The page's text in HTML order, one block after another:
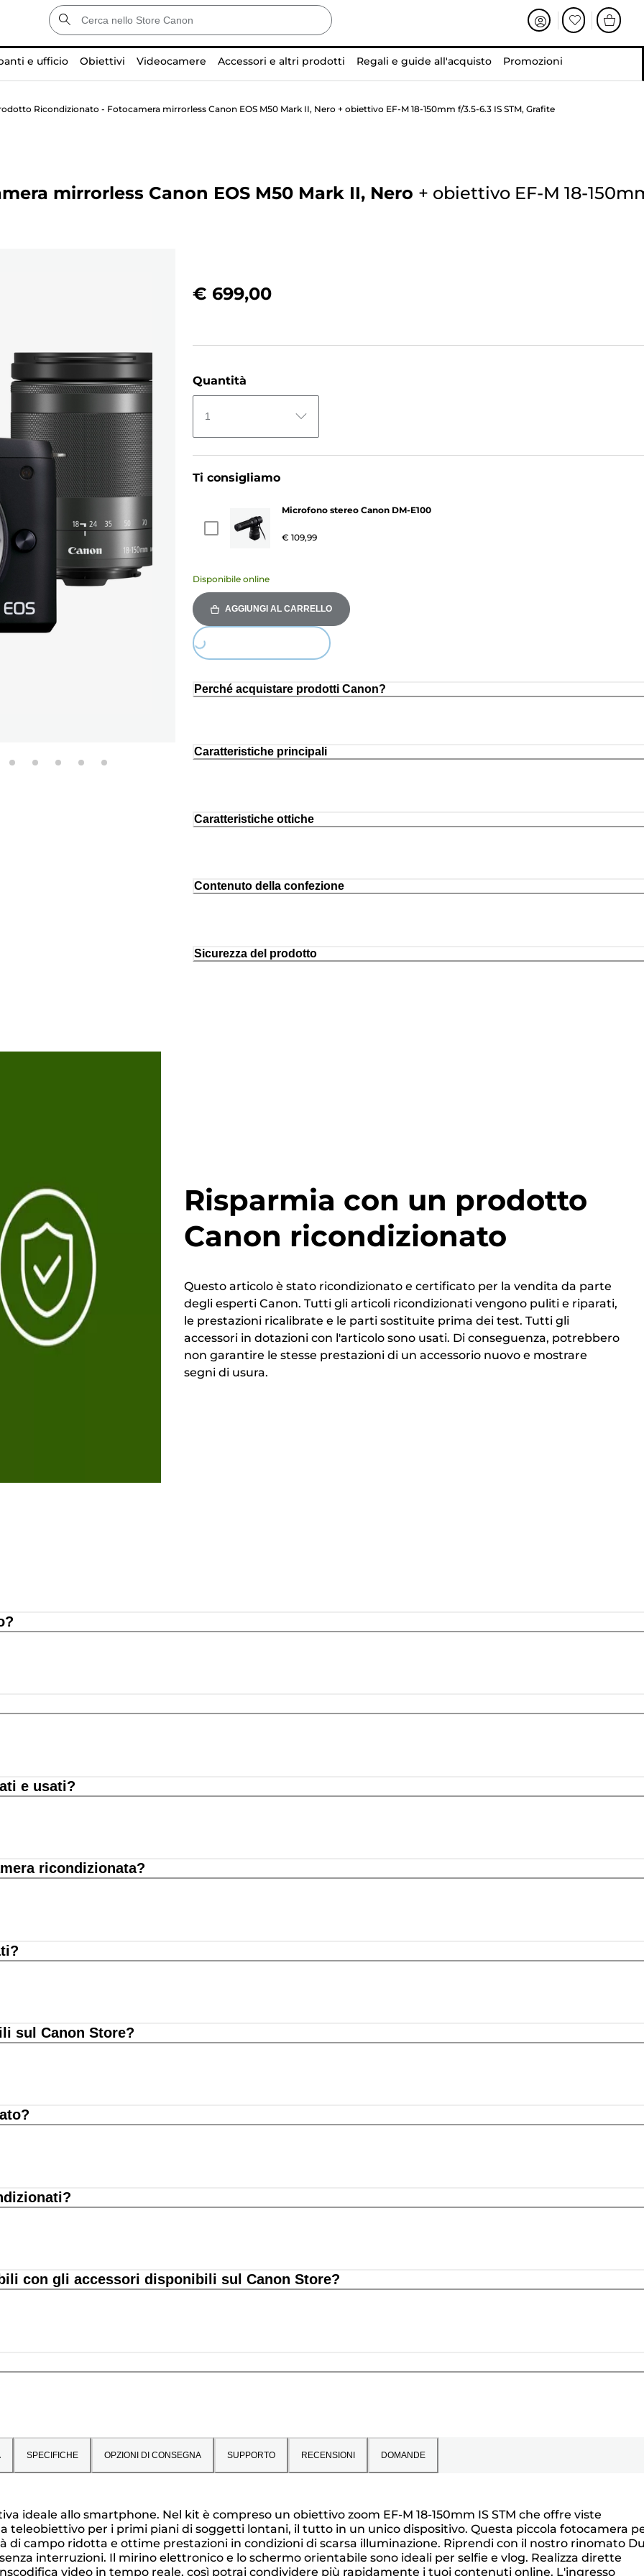
e ufficio Obiettivi Videocamere Accessori e altri prodotti Regali e guide all'acquisto Promozioni
Ricondizionato - Fotocamera mirrorless Canon EOS M50 Mark II, Nero + obiettivo EF-M 18-150mm f/3.5-6.3 IS STM, Grafite
mirrorless Canon EOS M50 Mark II, Nero + obiettivo EF-M 18-
€ 699,00
Quantità
1
Ti consigliamo
Microfono stereo Canon DM-E100
€ 109,99
Disponibile online
AGGIUNGI AL CARRELLO
Loading...
Perché acquistare prodotti Canon?
Caratteristiche principali
Caratteristiche ottiche
Contenuto della confezione
Sicurezza del prodotto
Risparmia con un prodotto
Canon ricondizionato
Questo articolo è stato ricondizionato e certificato per la vendita da parte
degli esperti Canon. Tutti gli articoli ricondizionati vengono puliti e riparati,
le prestazioni ricalibrate e le parti sostituite prima dei test. Tutti gli
accessori in dotazioni con l'articolo sono usati. Di conseguenza, potrebbero
non garantire le stesse prestazioni di un accessorio nuovo e mostrare
segni di usura.
e usati?
ricondizionata?
sul Canon Store?
con gli accessori disponibili sul Canon Store?
SPECIFICHE OPZIONI DI CONSEGNA SUPPORTO RECENSIONI DOMANDE
ideale allo smartphone. Nel kit è compreso un obiettivo zoom EF-M 18-150mm IS STM che offre viste
teleobiettivo per i primi piani di soggetti lontani, il tutto in un unico dispositivo. Questa piccola fotocamera
campo ridotta e ottime prestazioni in condizioni di scarsa illuminazione. Riprendi con il nostro rinomato
interruzioni. Il mirino elettronico e lo schermo orientabile sono ideali per selfie e vlog. Realizza dirette
video in tempo reale, così potrai condividere più rapidamente i tuoi contenuti online. L'ingresso